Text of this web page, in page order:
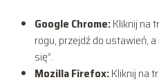
Google Chrome:Kliknij na
rogu, przejdź do ustawień,
się”.
Mozilla Firefox:Kliknij na